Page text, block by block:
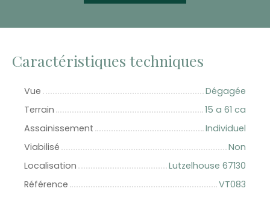
Caractéristiques techniques
Vue
Dégagée
Terrain
15 a 61 ca
Assainissement
Individuel
Viabilisé
Non
Localisation
Lutzelhouse 67130
Référence
VT083